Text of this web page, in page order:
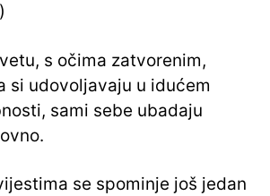
s očima zatvorenim,
si udovoljavaju u idućem
sami sebe ubadaju
se spominje još jedan